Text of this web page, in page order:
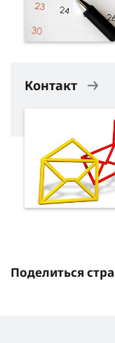
Контакт
Поделиться